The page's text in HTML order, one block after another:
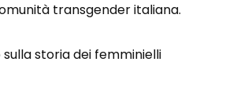
transgender italiana.
storia dei femminielli